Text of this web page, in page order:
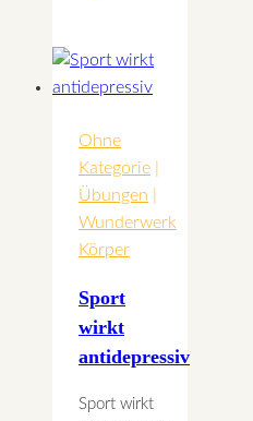
Ohrs
gemäß
TCM
Ohne
Kategorie
Übungen
Wunderwerk
Körper
Sport
wirkt
antidepressiv
Sport wirkt